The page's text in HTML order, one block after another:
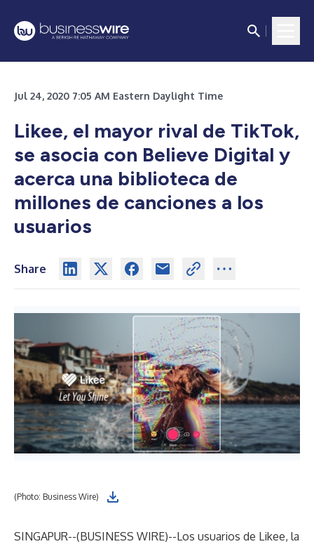
Jul 24, 2020 7:05 AM Eastern Daylight Time
Likee, el mayor rival de TikTok,
se asocia con Believe Digital y
acerca una biblioteca de
millones de canciones a los
usuarios
Share
(Photo: Business Wire)
SINGAPUR--(BUSINESS WIRE)--Los usuarios de Likee, la